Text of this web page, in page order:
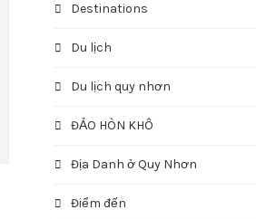
Destinations
Du lịch
Du lịch quy nhơn
ĐẢO HÒN KHÔ
Địa Danh ở Quy Nhơn
Điểm đến